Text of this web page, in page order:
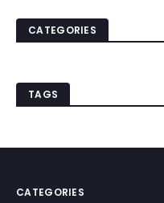
CATEGORIES
TAGS
CATEGORIES